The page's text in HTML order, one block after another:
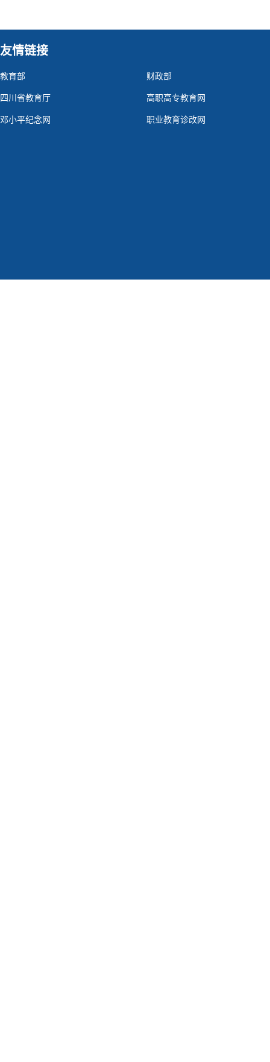
友情链接
教育部 财政部
四川省教育厅 高职高专教育网
邓小平纪念网 职业教育诊改网